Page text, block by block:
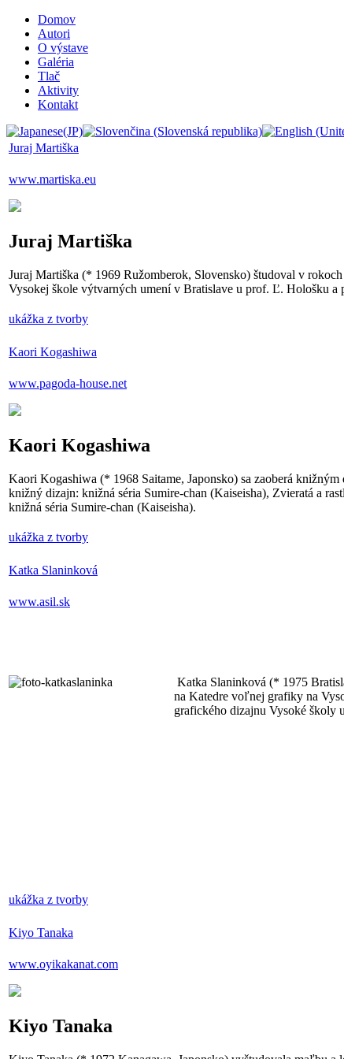
Domov
Autori
O výstave
Galéria
Tlač
Aktivity
Kontakt
Juraj Martiška
www.martiska.eu
Juraj Martiška
Juraj Martiška (* 1969 Ružomberok, Slovensko) študoval v
Vysokej škole výtvarných umení v Bratislave u prof. Ľ. Hološku a
ukážka z tvorby
Kaori Kogashiwa
www.pagoda-house.net
Kaori Kogashiwa
Kaori Kogashiwa (* 1968 Saitame, Japonsko) sa zaoberá
knižný dizajn: knižná séria Sumire-chan (Kaiseisha), Zvieratá a
knižná séria Sumire-chan (Kaiseisha).
ukážka z tvorby
Katka Slaninková
www.asil.sk
Katka Slaninková (* 1975
na Katedre voľnej grafiky na
grafického dizajnu Vysoké školy
ukážka z tvorby
Kiyo Tanaka
www.oyikakanat.com
Kiyo Tanaka